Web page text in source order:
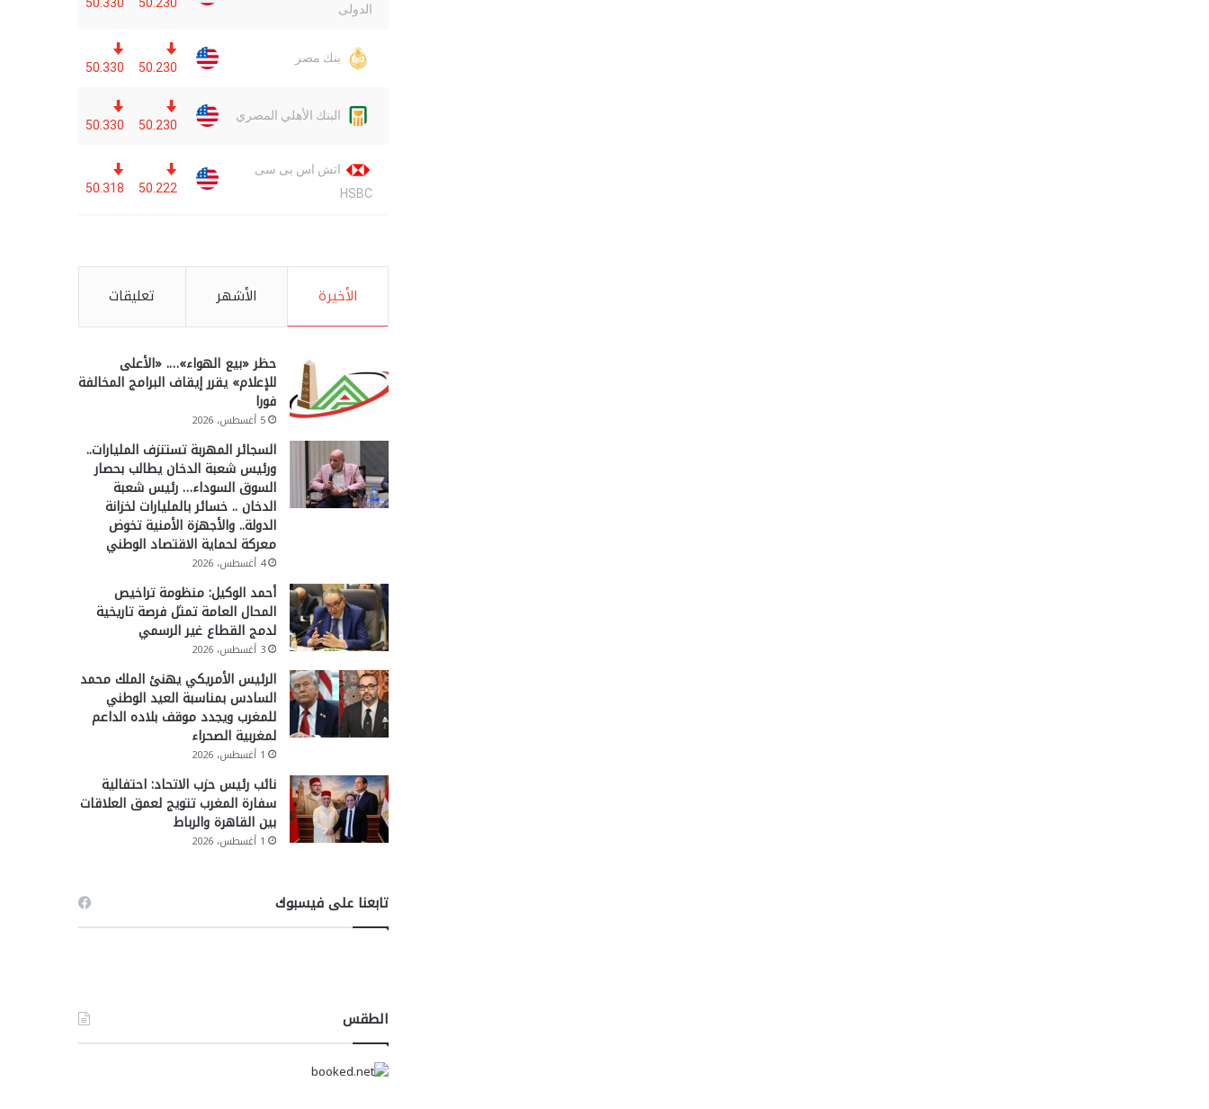
الأخيرة الأشهر تعليقات
حظر «بيع الهواء»…. «الأعلى
للإعلام» يقرر إيقاف البرامج المخالفة
فورا
5 أغسطس، 2026
السجائر المهربة تستنزف المليارات..
ورئيس شعبة الدخان يطالب بحصار
السوق السوداء… رئيس شعبة
الدخان .. خسائر بالمليارات لخزانة
الدولة.. والأجهزة الأمنية تخوض
معركة لحماية الاقتصاد الوطني
4 أغسطس، 2026
أحمد الوكيل: منظومة تراخيص
المحال العامة تمثل فرصة تاريخية
لدمج القطاع غير الرسمي
3 أغسطس، 2026
الرئيس الأمريكي يهنئ الملك محمد
السادس بمناسبة العيد الوطني
للمغرب ويجدد موقف بلاده الداعم
لمغربية الصحراء
1 أغسطس، 2026
نائب رئيس حزب الاتحاد: احتفالية
سفارة المغرب تتويج لعمق العلاقات
بين القاهرة والرباط
1 أغسطس، 2026
تابعنا على فيسبوك
الطقس